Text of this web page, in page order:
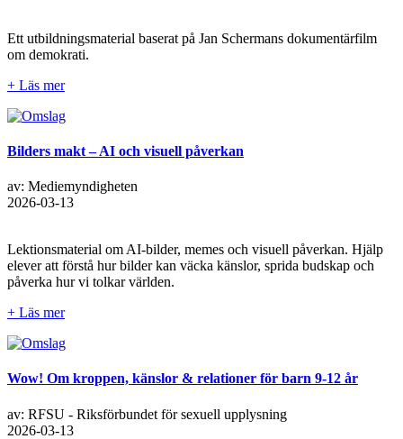
Ett utbildningsmaterial baserat på Jan Schermans dokumentärfilm
om demokrati.
+ Läs mer
Bilders makt – AI och visuell påverkan
av: Mediemyndigheten
2026-03-13
Lektionsmaterial om AI-bilder, memes och visuell påverkan. Hjälp
elever att förstå hur bilder kan väcka känslor, sprida budskap och
påverka hur vi tolkar världen.
+ Läs mer
Wow! Om kroppen, känslor & relationer för barn 9-12 år
av: RFSU - Riksförbundet för sexuell upplysning
2026-03-13